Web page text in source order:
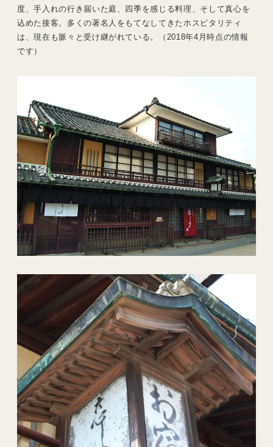
度、手入れの行き届いた庭、四季を感じる料理、そして真心を
込めた接客。多くの著名人をもてなしてきたホスピタリティ
は、現在も脈々と受け継がれている。（2018年4月時点の情報
です）